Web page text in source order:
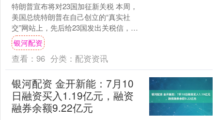
特朗普宣布将对23国加征新关税 本周，
美国总统特朗普在自己创立的“真实社
交”网站上，先后给23国发出关税信，称
将从8月1日起对这些国家征收20%~50%
不等的关....
银河配资
查看： 96 分类： 配资资讯
银河配资 金开新能：7月10
日融资买入1.19亿元，融资
融券余额9.22亿元